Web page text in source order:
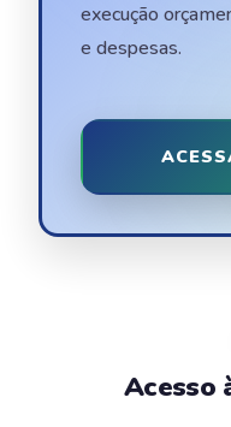
execução
e despesas.
Acesso